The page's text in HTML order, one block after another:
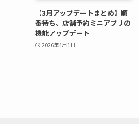
【3月アップデートまとめ】順
番待ち、店舗予約ミニアプリの
機能アップデート
2026年4月1日